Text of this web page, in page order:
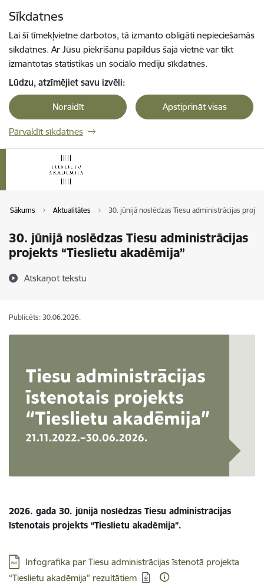
Sīkdatnes
Lai šī tīmekļvietne darbotos, tā izmanto obligāti nepieciešamās
sīkdatnes. Ar Jūsu piekrišanu papildus šajā vietnē var tikt
izmantotas statistikas un sociālo mediju sīkdatnes.
Lūdzu, atzīmējiet savu izvēli:
Noraidīt Apstiprināt visas
Pārvaldīt sīkdatnes
Sākums Aktualitātes 30. jūnijā noslēdzas Tiesu administrācijas
30. jūnijā noslēdzas Tiesu administrācijas
projekts “Tieslietu akadēmija”
Atskaņot tekstu
Publicēts: 30.06.2026.
2026. gada 30. jūnijā noslēdzas Tiesu administrācijas
īstenotais projekts “Tieslietu akadēmija”.
Lejupielādēt:
Infografika par Tiesu administrācijas īstenotā projekta
“Tieslietu akadēmija” rezultātiem